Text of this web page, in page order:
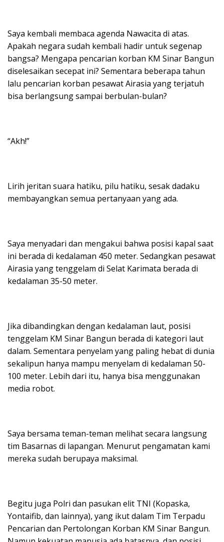
Saya kembali membaca agenda Nawacita di atas.
Apakah negara sudah kembali hadir untuk segenap
bangsa? Mengapa pencarian korban KM Sinar Bangun
diselesaikan secepat ini? Sementara beberapa tahun
lalu pencarian korban pesawat Airasia yang terjatuh
bisa berlangsung sampai berbulan-bulan?
“Akh!”
Lirih jeritan suara hatiku, pilu hatiku, sesak dadaku
membayangkan semua pertanyaan yang ada.
Saya menyadari dan mengakui bahwa posisi kapal saat
ini berada di kedalaman 450 meter. Sedangkan pesawat
Airasia yang tenggelam di Selat Karimata berada di
kedalaman 35-50 meter.
Jika dibandingkan dengan kedalaman laut, posisi
tenggelam KM Sinar Bangun berada di kategori laut
dalam. Sementara penyelam yang paling hebat di dunia
sekalipun hanya mampu menyelam di kedalaman 50-
100 meter. Lebih dari itu, hanya bisa menggunakan
media robot.
Saya bersama teman-teman melihat secara langsung
tim Basarnas di lapangan. Menurut pengamatan kami
mereka sudah berupaya maksimal.
Begitu juga Polri dan pasukan elit TNI (Kopaska,
Yontaifib, dan lainnya), yang ikut dalam Tim Terpadu
Pencarian dan Pertolongan Korban KM Sinar Bangun.